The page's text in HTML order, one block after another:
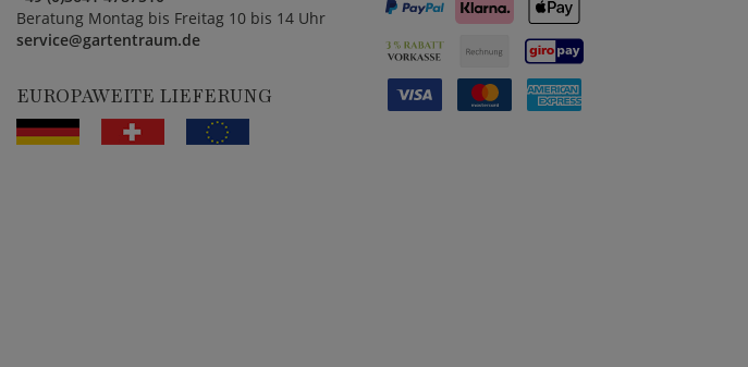
Beratung Montag bis Freitag 10 bis 14 Uhr
service@gartentraum.de
EUROPAWEITE LIEFERUNG